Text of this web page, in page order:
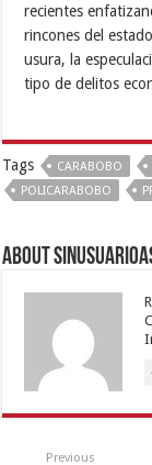
recientes
rincones del
usura, la
tipo de delitos
Tags CARABOBO
POLICARABOBO
About
Previous